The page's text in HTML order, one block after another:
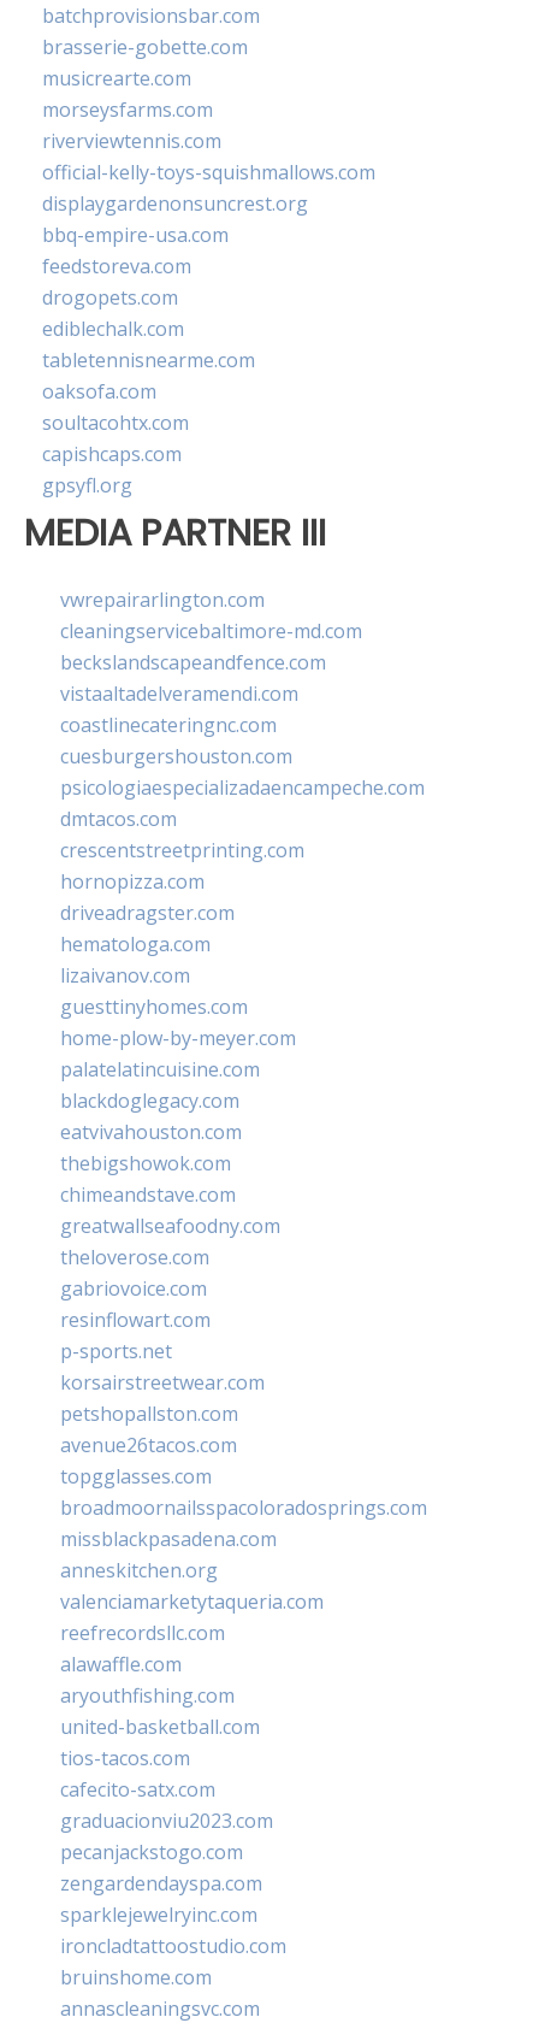
batchprovisionsbar.com
brasserie-gobette.com
musicrearte.com
morseysfarms.com
riverviewtennis.com
official-kelly-toys-squishmallows.com
displaygardenonsuncrest.org
bbq-empire-usa.com
feedstoreva.com
drogopets.com
ediblechalk.com
tabletennisnearme.com
oaksofa.com
soultacohtx.com
capishcaps.com
gpsyfl.org
MEDIA PARTNER III
vwrepairarlington.com
cleaningservicebaltimore-md.com
beckslandscapeandfence.com
vistaaltadelveramendi.com
coastlinecateringnc.com
cuesburgershouston.com
psicologiaespecializadaencampeche.com
dmtacos.com
crescentstreetprinting.com
hornopizza.com
driveadragster.com
hematologa.com
lizaivanov.com
guesttinyhomes.com
home-plow-by-meyer.com
palatelatincuisine.com
blackdoglegacy.com
eatvivahouston.com
thebigshowok.com
chimeandstave.com
greatwallseafoodny.com
theloverose.com
gabriovoice.com
resinflowart.com
p-sports.net
korsairstreetwear.com
petshopallston.com
avenue26tacos.com
topgglasses.com
broadmoornailsspacoloradosprings.com
missblackpasadena.com
anneskitchen.org
valenciamarketytaqueria.com
reefrecordsllc.com
alawaffle.com
aryouthfishing.com
united-basketball.com
tios-tacos.com
cafecito-satx.com
graduacionviu2023.com
pecanjackstogo.com
zengardendayspa.com
sparklejewelryinc.com
ironcladtattoostudio.com
bruinshome.com
annascleaningsvc.com